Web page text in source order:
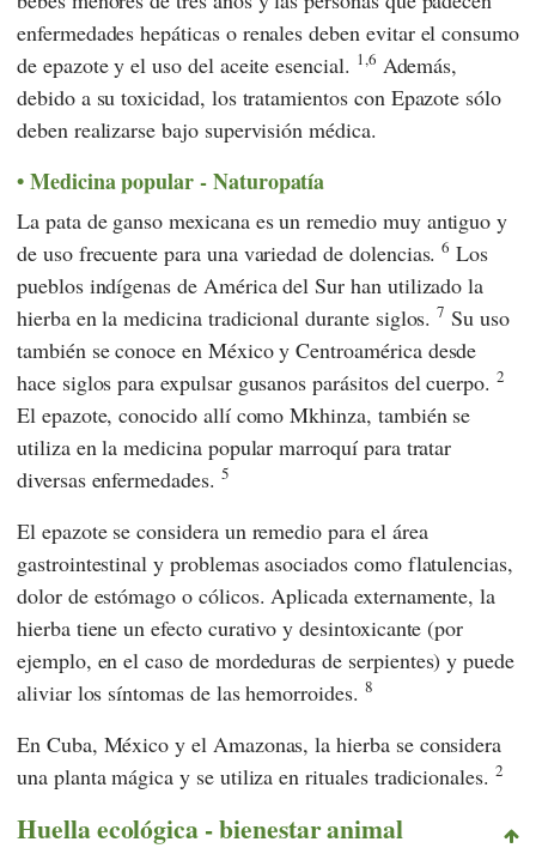
enfermedades hepáticas o renales deben evitar el consumo
de epazote y el uso del aceite esencial. 1,6 Además,
debido a su toxicidad, los tratamientos con Epazote sólo
deben realizarse bajo supervisión médica.
Medicina popular - Naturopatía
La pata de ganso mexicana es un remedio muy antiguo y
de uso frecuente para una variedad de dolencias.6 Los
pueblos indígenas de América del Sur han utilizado la
hierba en la medicina tradicional durante siglos.7 Su uso
también se conoce en México y Centroamérica desde
hace siglos para expulsar gusanos parásitos del cuerpo. 2
El epazote, conocido allí como Mkhinza, también se
utiliza en la medicina popular marroquí para tratar
diversas enfermedades. 5
El epazote se considera un remedio para el área
gastrointestinal y problemas asociados como flatulencias,
dolor de estómago o cólicos. Aplicada externamente, la
hierba tiene un efecto curativo y desintoxicante (por
ejemplo, en el caso de mordeduras de serpientes) y puede
aliviar los síntomas de las hemorroides. 8
En Cuba, México y el Amazonas, la hierba se considera
una planta mágica y se utiliza en rituales tradicionales. 2
Huella ecológica - bienestar animal